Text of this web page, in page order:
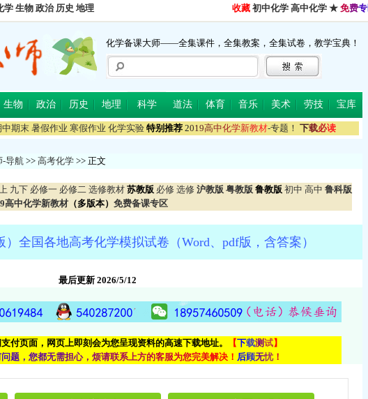
学 生物 政治 历史 地理 收藏 初中化学 高中化学 ★ 免费专
化学备课大师——全集课件，全集教案，全集试卷，教学宝典！
生物 政治 历史 地理 科学 道法 体育 音乐 美术 劳技 宝库
中期末 暑假作业 寒假作业 化学实验 特别推荐 2019高中化学新教材-专题！ 下载必读
-导航 >> 高考化学 >> 正文
九下 必修一 必修二 选修教材 苏教版 必修 选修 沪教版 粤教版 鲁教版 初中 高中 鲁科版
高中化学新教材 （多版本） 免费备课专区
）全国各地高考化学模拟试卷（Word、pdf版，含答案）
最后更新 2026/5/12
付页面，网页上即刻会为您呈现资料的高速下载地址。 【下载测试】
问题 ， 您都无需担心， 烦请联系上方的客服为您完美解决 ！ 后顾无忧！